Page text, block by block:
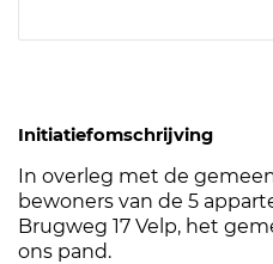
Initiatiefomschrijving
In overleg met de
bewoners van de 5
Brugweg 17 Velp, het
ons pand.